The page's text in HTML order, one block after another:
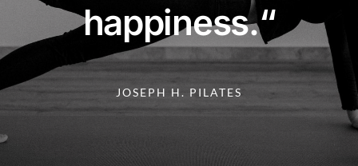
happiness.“
JOSEPH H. PILATES